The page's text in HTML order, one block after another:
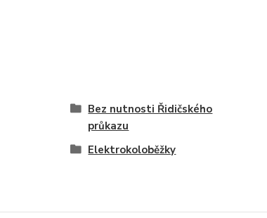
Bez nutnosti Řidičského
průkazu
Elektrokoloběžky